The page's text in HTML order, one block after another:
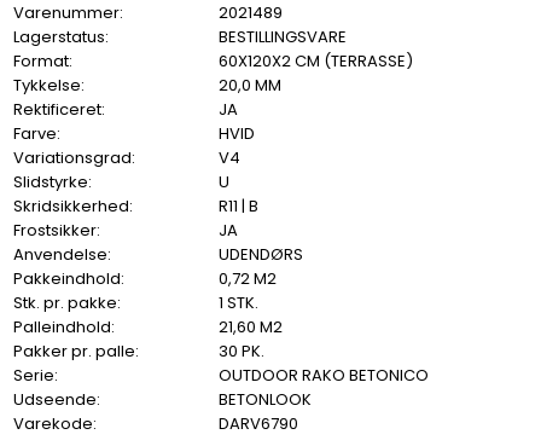
Varenummer:
2021489
Lagerstatus:
BESTILLINGSVARE
Format:
60X120X2 CM (TERRASSE)
Tykkelse:
20,0 MM
Rektificeret:
JA
Farve:
HVID
Variationsgrad:
V4
Slidstyrke:
U
Skridsikkerhed:
R11 | B
Frostsikker:
JA
Anvendelse:
UDENDØRS
Pakkeindhold:
0,72 M2
Stk. pr. pakke:
1 STK.
Palleindhold:
21,60 M2
Pakker pr. palle:
30 PK.
Serie:
OUTDOOR RAKO BETONICO
Udseende:
BETONLOOK
Varekode:
DARV6790